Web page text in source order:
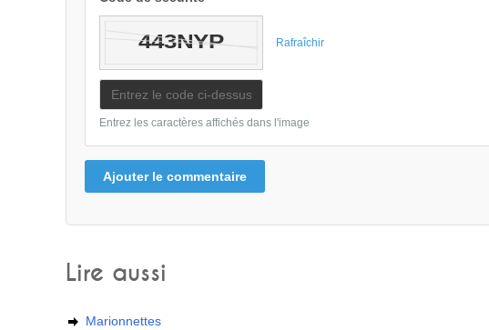
Rafraîchir
Entrez les caractères affichés dans l'image
Ajouter le commentaire
Lire aussi
Marionnettes